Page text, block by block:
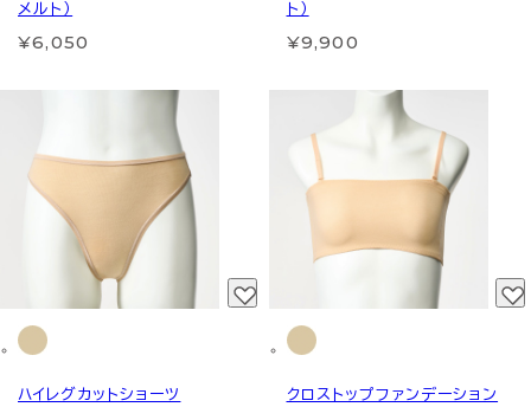
メルト）
¥6,050
ト）
¥9,900
ハイレグカットショーツ クロストップファンデーション